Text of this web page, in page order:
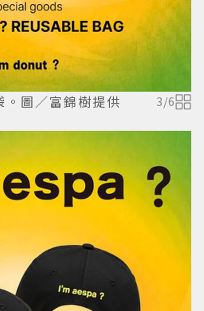
圖／富錦樹提供 3/6